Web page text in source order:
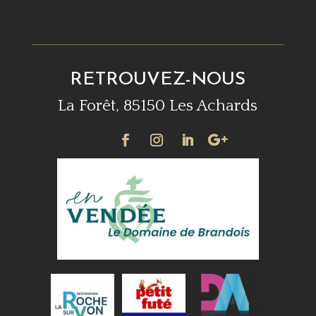
RETROUVEZ-NOUS
La Forêt, 85150 Les Achards